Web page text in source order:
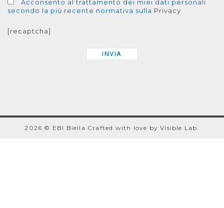
Acconsento al trattamento dei miei dati personali
secondo la più recente normativa sulla Privacy
[recaptcha]
2026 © EBI Biella Crafted with love byVisible Lab.